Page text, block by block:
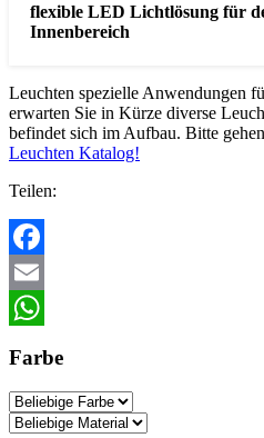
flexible LED Lichtlösung für
Innenbereich
Leuchten spezielle Anwendungen
erwarten Sie in Kürze diverse
befindet sich im Aufbau. Bitte
Leuchten Katalog!
Teilen:
Facebook
Email
Farbe